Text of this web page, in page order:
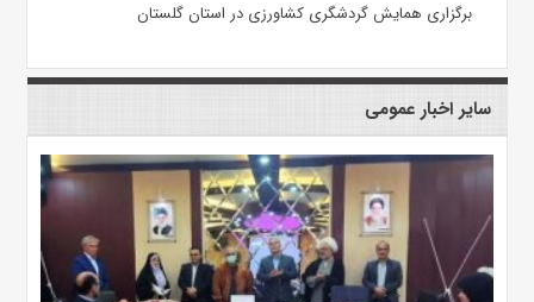
برگزاری همایش گردشگری کشاورزی در استان گلستان
سایر اخبار عمومی